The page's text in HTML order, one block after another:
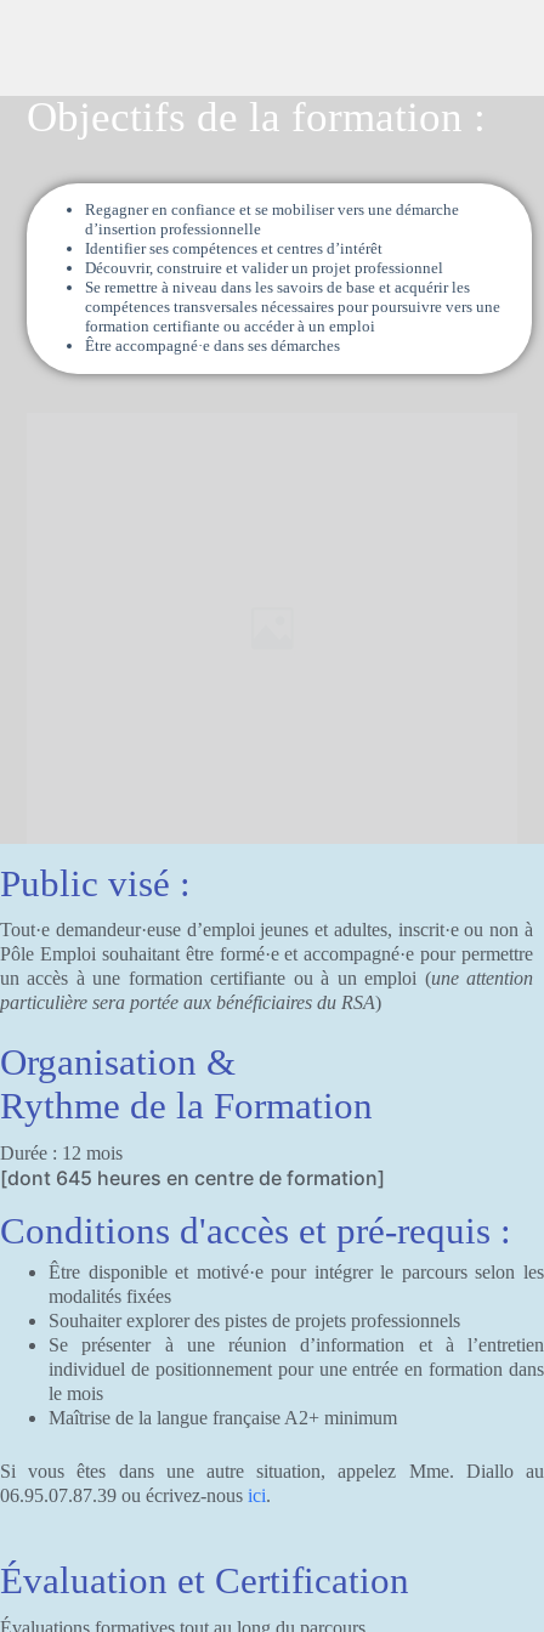
Objectifs de la formation :
Regagner en confiance et se mobiliser vers une démarche
d’insertion professionnelle
Identifier ses compétences et centres d’intérêt
Découvrir, construire et valider un projet professionnel
Se remettre à niveau dans les savoirs de base et acquérir les
compétences transversales nécessaires pour poursuivre vers une
formation certifiante ou accéder à un emploi
Être accompagné·e dans ses démarches
Public visé :
Tout·e demandeur·euse d’emploi jeunes et adultes, inscrit·e ou non à
Pôle Emploi souhaitant être formé·e et accompagné·e pour permettre
un accès à une formation certifiante ou à un emploi (une attention
particulière sera portée aux bénéficiaires du RSA)
Organisation &
Rythme de la Formation
Durée : 12 mois
[dont 645 heures en centre de formation]
Conditions d'accès et pré-requis :
Être disponible et motivé·e pour intégrer le parcours selon les
modalités fixées
Souhaiter explorer des pistes de projets professionnels
Se présenter à une réunion d’information et à l’entretien
individuel de positionnement pour une entrée en formation dans
le mois
Maîtrise de la langue française A2+ minimum
Si vous êtes dans une autre situation, appelez Mme. Diallo au
06.95.07.87.39 ou écrivez-nous ici.
Évaluation et Certification